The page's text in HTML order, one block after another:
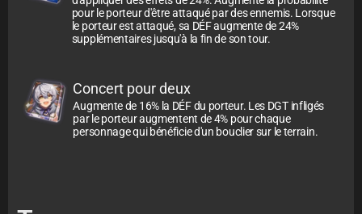
pour le porteur d'être attaqué par des ennemis. Lorsque
le porteur est attaqué, sa DÉF augmente de 24%
supplémentaires jusqu'à la fin de son tour.
Concert pour deux
Augmente de 16% la DÉF du porteur. Les DGT infligés
par le porteur augmentent de 4% pour chaque
personnage qui bénéficie d'un bouclier sur le terrain.